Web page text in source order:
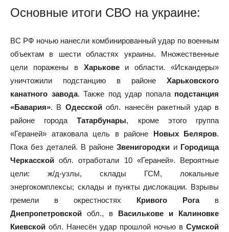
Основные итоги СВО на украине:
ВС РФ ночью нанесли комбинированный удар по военным
объектам в шести областях украины. Множественные
цели поражены в Харьковеи области. «Искандеры»
уничтожили подстанцию в районе Харьковского
канатного завода. Также под удар попала подстанция
«Бавария». В Одесскойобл. нанесён ракетный удар в
районе городаТатарбунары, кроме этого группа
«Гераней» атаковала цель в районе Новых Беляров.
Пока без деталей. В районеЗвенигородки и Городища
Черкасской обл. отработали 10 «Гераней». Вероятные
цели: ж/д-узлы, склады ГСМ, локальные
энергокомплексы; склады и пункты дислокации. Взрывы
гремели в окрестностях Кривого Рогав
Днепропетровской обл., в Василькове и Калиновке
Киевской обл. Нанесён удар прошлой ночью в Сумской